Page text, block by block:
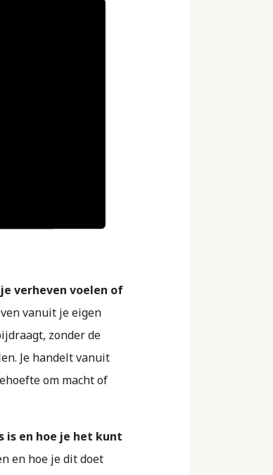
verheven voelen of
vanuit je eigen
zonder de
Je handelt vanuit
om macht of
en hoe je het kunt
en hoe je dit doet